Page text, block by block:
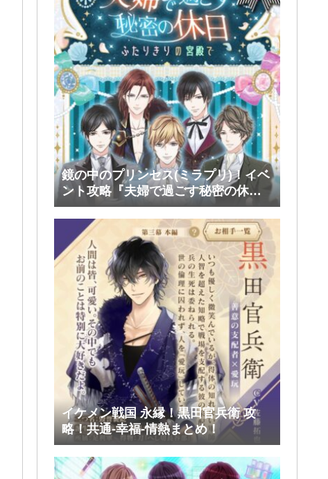
鏡の中のプリンセス(ミラプリ)！イベ
ント攻略『夫婦で過ごす秘密の休
日』後半(ファリス・ヴィンセント)
イケメン戦国 永縁！黒田官兵衛 攻
略！共通-幸福-情熱まとめ！